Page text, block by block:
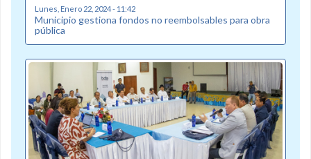
Lunes, Enero 22, 2024 - 11:42
Municipio gestiona fondos no reembolsables para obra
pública